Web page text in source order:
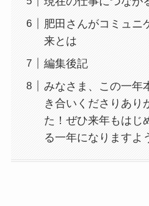
肥田さんがコミュニ
来とは
編集後記
みなさま、この一年
き合いくださりあり
た！ぜひ来年もはじ
る一年になりますよ